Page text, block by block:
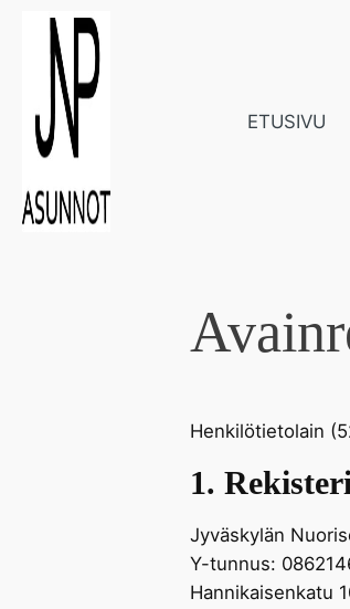
ETUSIVU
Henkilötietolain
1.
Jyväskylän
Y-tunnus:
Hannikaisenkatu